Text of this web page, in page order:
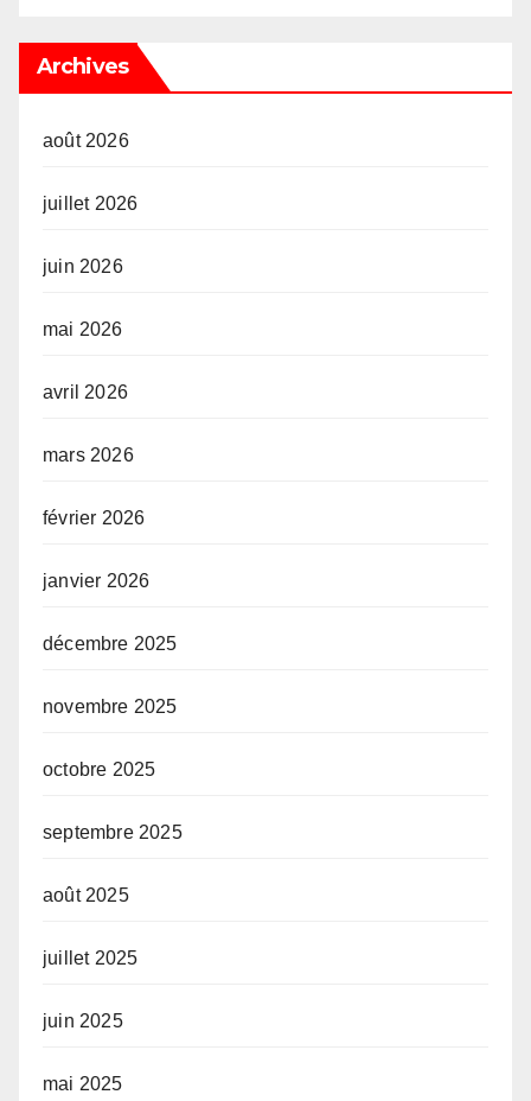
Archives
août 2026
juillet 2026
juin 2026
mai 2026
avril 2026
mars 2026
février 2026
janvier 2026
décembre 2025
novembre 2025
octobre 2025
septembre 2025
août 2025
juillet 2025
juin 2025
mai 2025